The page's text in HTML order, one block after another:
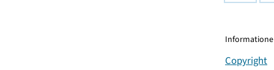
Copyright